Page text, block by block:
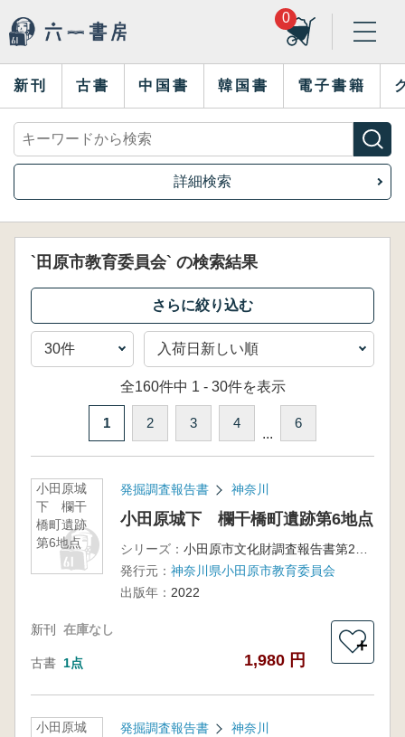
0
新刊 古書 中国書 韓国書 電子書籍
詳細検索
`田原市教育委員会` の検索結果
全160件中 1 - 30件を表示
1 2 3 4
...
6
小田原城
下 欄干
橋町遺跡
第6地点
発掘調査報告書 神奈川
小田原城下 欄干橋町遺跡第6地点
シリーズ：
発行元： 神奈川県小田原市教育委員会
出版年： 2022
新刊 在庫なし
古書 1点 1,980 円
＋
小田原城
発掘調査報告書 神奈川